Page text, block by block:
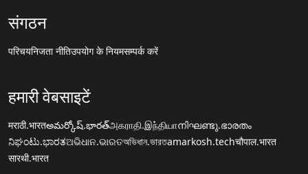
संगठन
परिचयनिजता नीतिउपयोग के नियमसम्पर्क करें
हमारी वेबसाइटें
मराठी.भारतఅమర్కోష్.భారత్அகராதி.இந்தியாനിഘണ്ടു.ഭാരതം
ನಿಘಂಟು.ಭಾರತଅଭିଧାନ.ଭାରତঅভিধান.ভারতamarkosh.techचौपाल.भारत
सारथी.भारत